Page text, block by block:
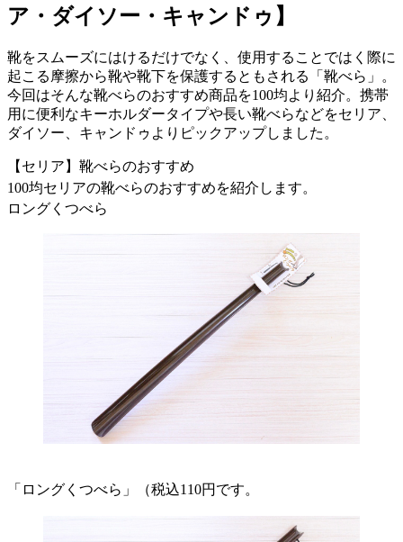
ア・ダイソー・キャンドゥ】
靴をスムーズにはけるだけでなく、使用することではく際に
起こる摩擦から靴や靴下を保護するともされる「靴べら」。
今回はそんな靴べらのおすすめ商品を100均より紹介。携帯
用に便利なキーホルダータイプや長い靴べらなどをセリア、
ダイソー、キャンドゥよりピックアップしました。
【セリア】靴べらのおすすめ
100均セリアの靴べらのおすすめを紹介します。
ロングくつべら
「ロングくつべら」（税込110円です。